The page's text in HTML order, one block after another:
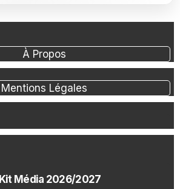
À Propos
Mentions Légales
Kit Média 2026/2027